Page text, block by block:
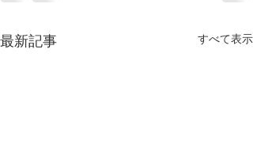
最新記事 すべて表示